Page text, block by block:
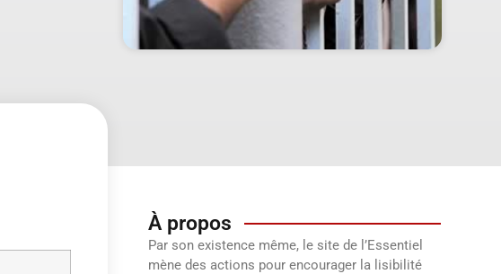
À propos
Par son existence même, le site de l’Essentiel
mène des actions pour encourager la lisibilité